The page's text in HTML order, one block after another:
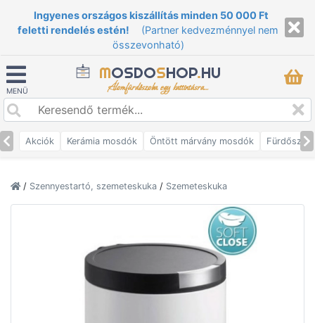
Ingyenes országos kiszállítás minden 50 000 Ft
feletti rendelés estén!
(Partner kedvezménnyel nem
összevonható)
MENÜ
MOSDOSHOP.HU
Álomfürdőszoba egy kattintásra...
Akciók Kerámia mosdók Öntött márvány mosdók
/ Szennyestartó, szemeteskuka / Szemeteskuka